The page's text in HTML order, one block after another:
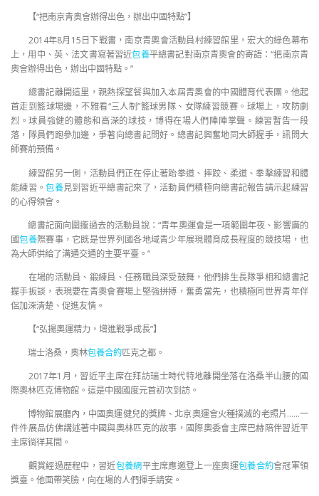
【“把南京青奧會辦得出色，辦出中國特點”】
2014年8月15日下戰書，南京青奧會活動員村練習館里，宏大的綠色幕布
上，用中、英、法文書寫著習近包養平總書記對南京青奧會的寄語：“把南京青
奧會辦得出色，辦出中國特點。”
總書記離開這里，親熱探望餐與加入本屆青奧會的中國體育代表團。他起
首走到籃球場邊，不雅看“三人制”籃球男隊、女隊練習競賽。球場上，攻防劇
烈。球員強健的體態和高深的球技，博得在場人們陣陣掌聲。練習暫告一段
落，隊員們跑參加邊，爭著向總書記問好。總書記興奮地同大師握手，訊問大
師賽前預備。
練習館另一側，活動員們正在停止著跆拳道、摔跤、柔道、拳擊練習和體
能練習。包養見到習近平總書記來了，活動員們積極向總書記報告請示起練習
的心得領會。
總書記面向圍攏過去的活動員說：“青年奧運會是一項範圍年夜、影響廣的
國包養際賽事，它既是世界列國各地域青少年展現體育成長程度的競技場，也
為大師供給了溝通交通的主要平臺。”
在場的活動員、鍛練員、任務職員深受鼓舞，他們排生長隊爭相和總書記
握手扳談，表現要在青奧會賽場上堅強拼搏，奮勇當先，也積極同世界青年伴
侶加深清楚、促進友情。
【“弘揚奧運精力，增進戰爭成長”】
瑞士洛桑，奧林包養合約匹克之都。
2017年1月，習近平主席在拜訪瑞士時代特地離開坐落在洛桑半山腰的國
際奧林匹克博物館。這是中國國度元首初次到訪。
博物館展廳內，中國奧運健兒的獎牌、北京奧運會火種撲滅的老照片……一
件件展品仿佛講述著中國與奧林匹克的故事，國際奧委會主席巴赫陪伴習近平
主席徜徉其間。
觀賞經過歷程中，習近包養網平主席應邀登上一座奧運包養合約會冠軍領
獎臺。他面帶笑臉，向在場的人們揮手請安。